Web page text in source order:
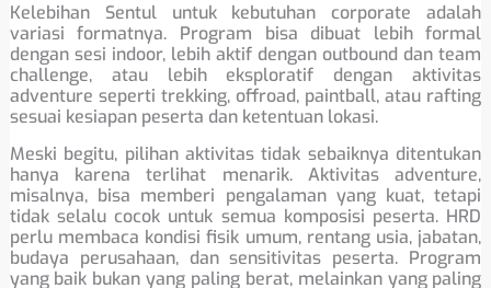
Kelebihan Sentul untuk kebutuhan corporate adalah
variasi formatnya. Program bisa dibuat lebih formal
dengan sesi indoor, lebih aktif dengan outbound dan team
challenge, atau lebih eksploratif dengan aktivitas
adventure seperti trekking, offroad, paintball, atau rafting
sesuai kesiapan peserta dan ketentuan lokasi.
Meski begitu, pilihan aktivitas tidak sebaiknya ditentukan
hanya karena terlihat menarik. Aktivitas adventure,
misalnya, bisa memberi pengalaman yang kuat, tetapi
tidak selalu cocok untuk semua komposisi peserta. HRD
perlu membaca kondisi fisik umum, rentang usia, jabatan,
budaya perusahaan, dan sensitivitas peserta. Program
yang baik bukan yang paling berat, melainkan yang paling